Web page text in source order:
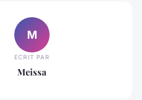
M
ECRIT PAR
Meissa